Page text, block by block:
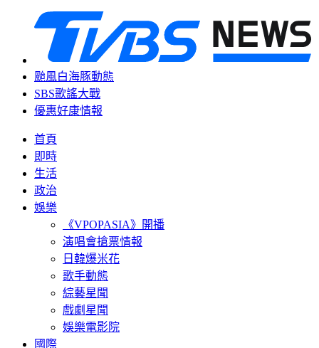
颱風白海豚動態
SBS歌謠大戰
優惠好康情報
首頁
即時
生活
政治
娛樂
《VPOPASIA》開播
演唱會搶票情報
日韓爆米花
歌手動態
綜藝星聞
戲劇星聞
娛樂電影院
國際